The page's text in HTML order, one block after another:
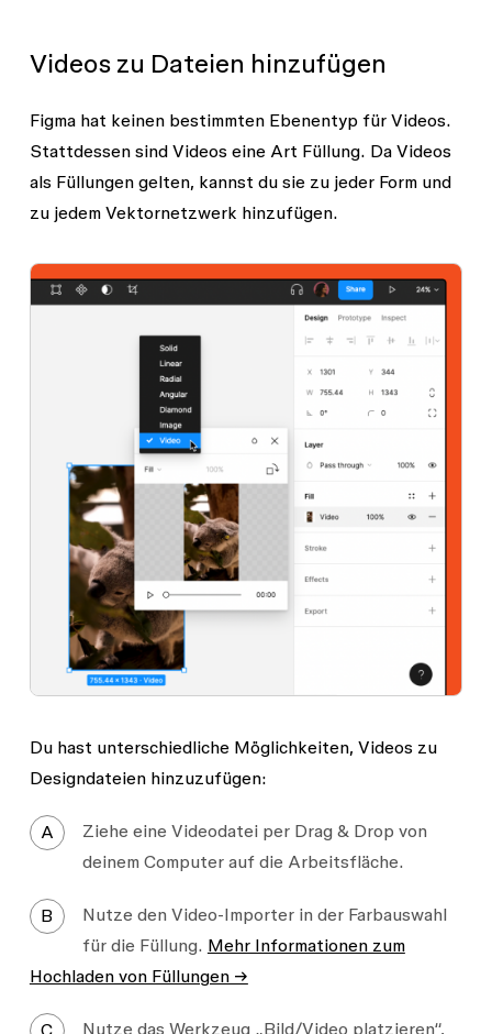
Videos zu Dateien hinzufügen
Figma hat keinen bestimmten Ebenentyp für Videos.
Stattdessen sind Videos eine Art Füllung. Da Videos
als Füllungen gelten, kannst du sie zu jeder Form und
zu jedem Vektornetzwerk hinzufügen.
Du hast unterschiedliche Möglichkeiten, Videos zu
Designdateien hinzuzufügen:
A
Ziehe eine Videodatei per Drag & Drop von
deinem Computer auf die Arbeitsfläche.
B
Nutze den Video-Importer in der Farbauswahl
für die Füllung. Mehr Informationen zum
Hochladen von Füllungen →
C Nutze das Werkzeug „Bild/Video platzieren“,